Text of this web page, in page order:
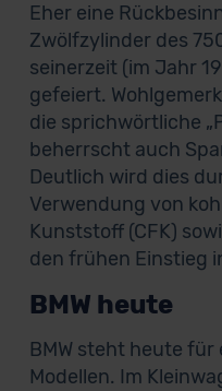
Eher eine
Zwölfzylinder des
seinerzeit (im Jahr
gefeiert.
die sprichwörtliche
beherrscht auch
Deutlich wird dies
Verwendung von
Kunststoff (CFK)
den frühen Einstieg
BMW heute
BMW steht heute
Modellen. Im